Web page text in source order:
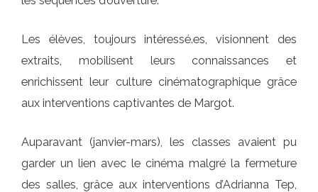
Les élèves, toujours intéressé.es, visionnent des
extraits, mobilisent leurs connaissances et
enrichissent leur culture cinématographique grâce
aux interventions captivantes de Margot.
Auparavant (janvier-mars), les classes avaient pu
garder un lien avec le cinéma malgré la fermeture
des salles, grâce aux interventions d’Adrianna Tep,